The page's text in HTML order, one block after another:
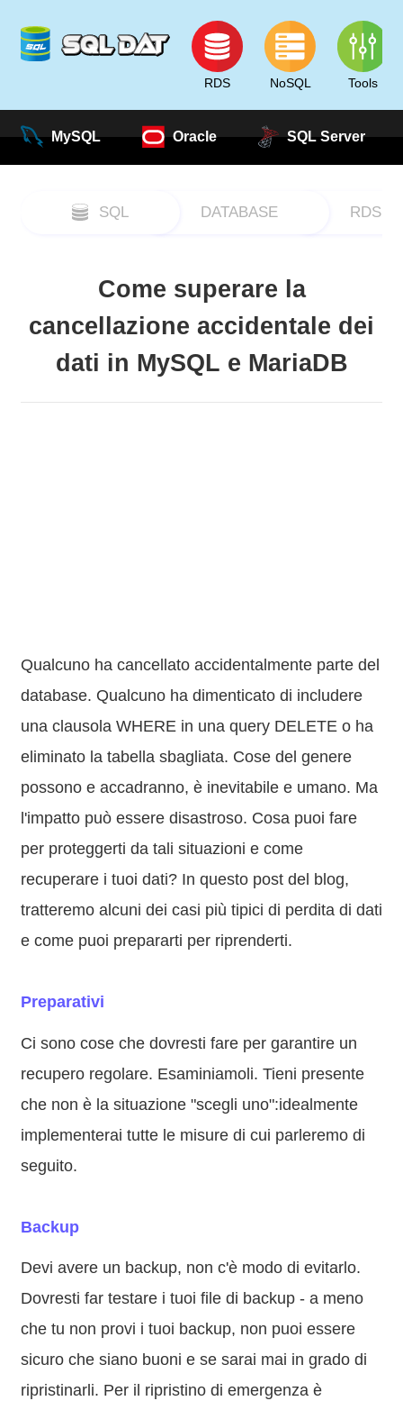
RDS NoSQL Tools
MySQL Oracle SQL Server
SQL DATABASE RDS
Come superare la
cancellazione accidentale dei
dati in MySQL e MariaDB
Qualcuno ha cancellato accidentalmente parte del
database. Qualcuno ha dimenticato di includere
una clausola WHERE in una query DELETE o ha
eliminato la tabella sbagliata. Cose del genere
possono e accadranno, è inevitabile e umano. Ma
l'impatto può essere disastroso. Cosa puoi fare
per proteggerti da tali situazioni e come
recuperare i tuoi dati? In questo post del blog,
tratteremo alcuni dei casi più tipici di perdita di dati
e come puoi prepararti per riprenderti.
Preparativi
Ci sono cose che dovresti fare per garantire un
recupero regolare. Esaminiamoli. Tieni presente
che non è la situazione "scegli uno":idealmente
implementerai tutte le misure di cui parleremo di
seguito.
Backup
Devi avere un backup, non c'è modo di evitarlo.
Dovresti far testare i tuoi file di backup - a meno
che tu non provi i tuoi backup, non puoi essere
sicuro che siano buoni e se sarai mai in grado di
ripristinarli. Per il ripristino di emergenza è